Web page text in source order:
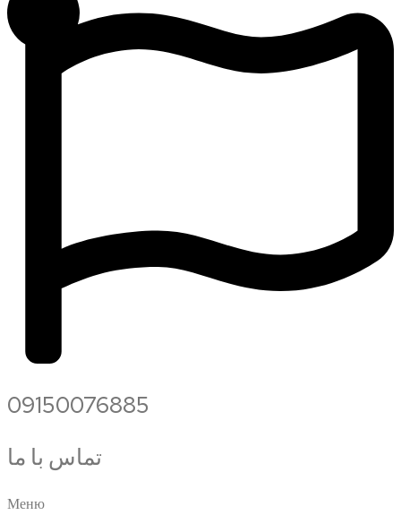
09150076885
تماس با ما
Меню